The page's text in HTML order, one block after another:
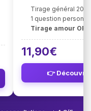
Tirage général 2026
1 question
Tirage amour
11,90€
👉